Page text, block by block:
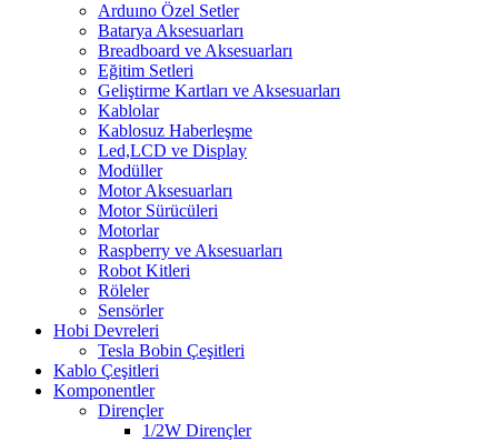
Arduıno Özel Setler
Batarya Aksesuarları
Breadboard ve Aksesuarları
Eğitim Setleri
Geliştirme Kartları ve Aksesuarları
Kablolar
Kablosuz Haberleşme
Led,LCD ve Display
Modüller
Motor Aksesuarları
Motor Sürücüleri
Motorlar
Raspberry ve Aksesuarları
Robot Kitleri
Röleler
Sensörler
Hobi Devreleri
Tesla Bobin Çeşitleri
Kablo Çeşitleri
Komponentler
Dirençler
1/2W Dirençler